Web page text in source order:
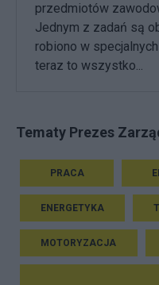
przedmiotów
Jednym z zadań są
robiono w
teraz to wszystko...
Tematy Prezes
PRACA
ENERGETYKA
MOTORYZACJA